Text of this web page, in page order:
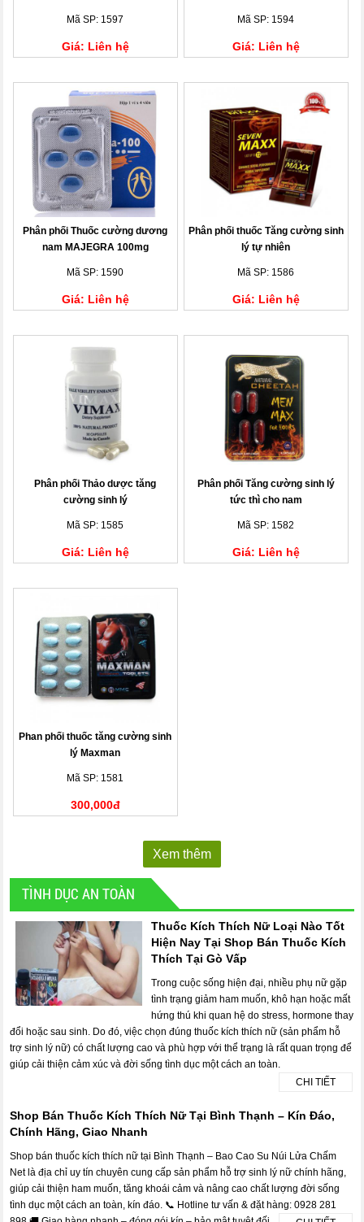
Mã SP: 1597
Giá: Liên hệ
Mã SP: 1594
Giá: Liên hệ
Phân phối Thuốc cường dương
nam MAJEGRA 100mg
Mã SP: 1590
Giá: Liên hệ
Phân phối thuốc Tăng cường sinh
lý tự nhiên
Mã SP: 1586
Giá: Liên hệ
Phân phối Thảo dược tăng
cường sinh lý
Mã SP: 1585
Giá: Liên hệ
Phân phối Tăng cường sinh lý
tức thì cho nam
Mã SP: 1582
Giá: Liên hệ
Phan phối thuốc tăng cường sinh
lý Maxman
Mã SP: 1581
300,000đ
Xem thêm
TÌNH DỤC AN TOÀN
Thuốc Kích Thích Nữ Loại Nào Tốt
Hiện Nay Tại Shop Bán Thuốc Kích
Thích Tại Gò Vấp
Trong cuộc sống hiện đại, nhiều phụ nữ gặp
tình trạng giảm ham muốn, khô hạn hoặc mất
hứng thú khi quan hệ do stress, hormone thay
đổi hoặc sau sinh. Do đó, việc chọn đúng thuốc kích thích nữ (sản phẩm hỗ
trợ sinh lý nữ) có chất lượng cao và phù hợp với thể trạng là rất quan trọng để
giúp cải thiện cảm xúc và đời sống tình dục một cách an toàn.
CHI TIẾT
Shop Bán Thuốc Kích Thích Nữ Tại Bình Thạnh – Kín Đáo,
Chính Hãng, Giao Nhanh
Shop bán thuốc kích thích nữ tại Bình Thạnh – Bao Cao Su Núi Lửa Chấm
Net là địa chỉ uy tín chuyên cung cấp sản phẩm hỗ trợ sinh lý nữ chính hãng,
giúp cải thiện ham muốn, tăng khoái cảm và nâng cao chất lượng đời sống
tình dục một cách an toàn, kín đáo. 📞 Hotline tư vấn & đặt hàng: 0928 281